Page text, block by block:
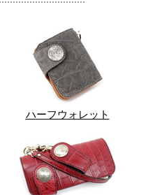
ハーフウォレット